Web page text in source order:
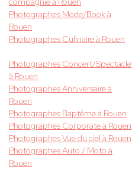
Photographes Mode/Book à
Rouen
Photographes Culinaire à Rouen
Photographes Concert/Spectacle
à Rouen
Photographes Anniversaire à
Rouen
Photographes Baptême à Rouen
Photographes Corporate à Rouen
Photographes Vue du ciel à Rouen
Photographes Auto / Moto à
Rouen